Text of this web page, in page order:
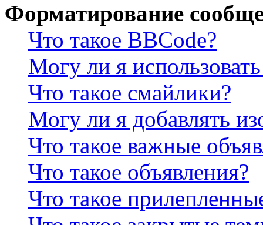
Форматирование
Что такое BBCode?
Могу ли я
Что такое смайлики?
Могу ли я добавлять
Что такое важные
Что такое объявления?
Что такое